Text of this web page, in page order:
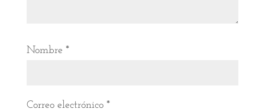
Nombre *
Correo electrónico *